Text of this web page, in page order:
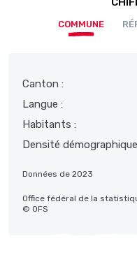
COMMUNE
Canton :
Langue :
Habitants :
Densité
Données de 2023
Office fédéral de la
© OFS